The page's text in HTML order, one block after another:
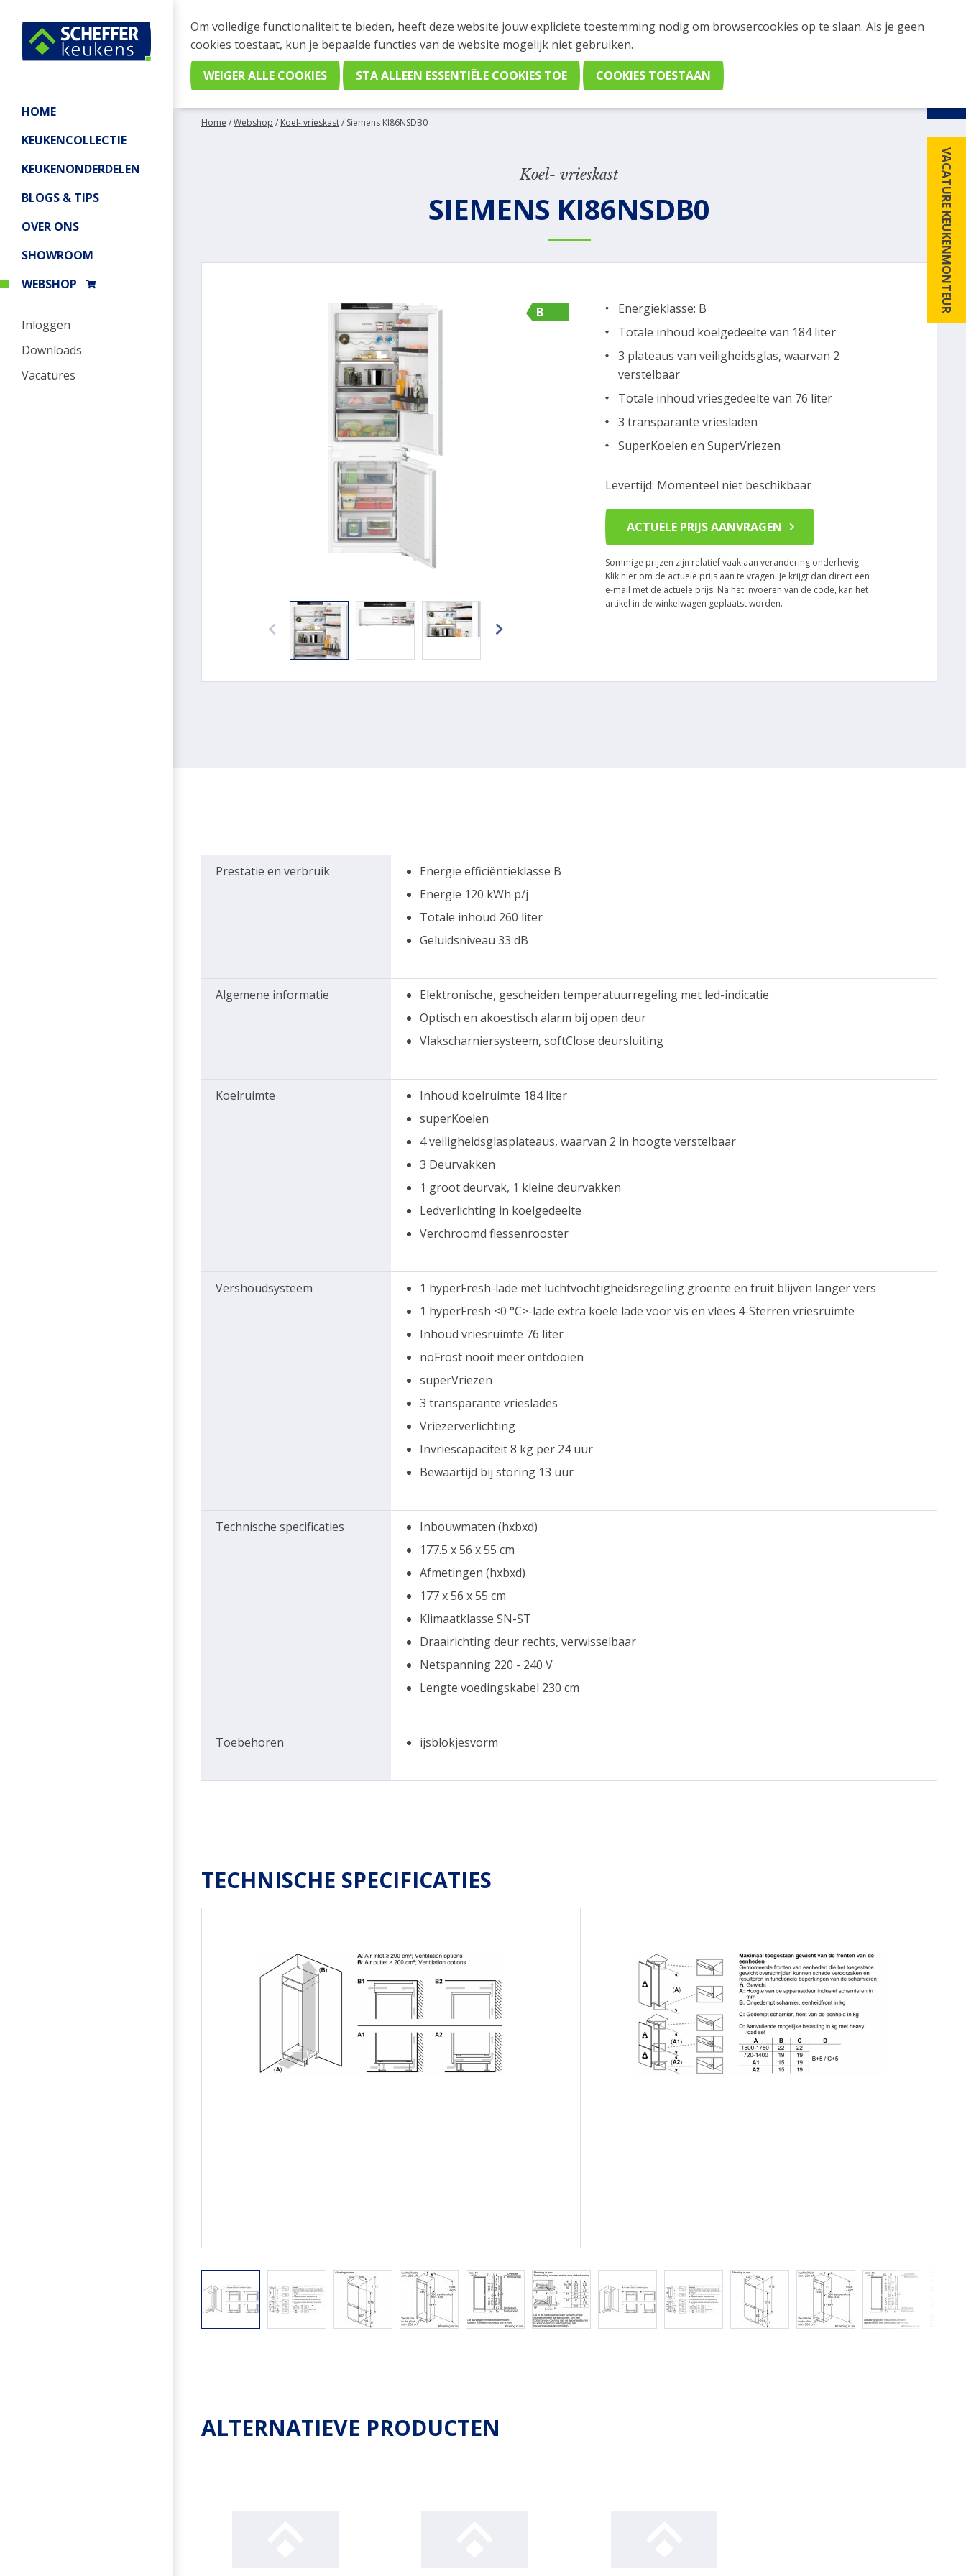
HOME
KEUKENCOLLECTIE
KEUKENONDERDELEN
BLOGS & TIPS
OVER ONS
SHOWROOM
WEBSHOP
Inloggen
Downloads
Vacatures
VACATURE KEUKENMONTEUR
WEBSHOP BESTELLINGEN
Je kan tijdelijk geen bestelling plaatsen. Wil je je vast oriënteren? Vergelijk eenvoudig apparaten en merken met elkaar. Klik hier voor
Home /Webshop / Koel- vrieskast/ Siemens KI86NSDB0
Koel- vrieskast
SIEMENS KI86NSDB0
B
Levertijd: Momenteel niet beschikbaar
Energieklasse: B
Totale inhoud koelgedeelte van 184 liter
3 plateaus van veiligheidsglas, waarvan 2
verstelbaar
Totale inhoud vriesgedeelte van 76 liter
3 transparante vriesladen
SuperKoelen en SuperVriezen
ACTUELE PRIJS AANVRAGEN
Sommige prijzen zijn relatief vaak aan verandering onderhevig.
Klik hier om de actuele prijs aan te vragen. Je krijgt dan direct een
e-mail met de actuele prijs. Na het invoeren van de code, kan het
artikel in de winkelwagen geplaatst worden.
Prestatie en verbruik
Energie efficiëntieklasse B
Energie 120 kWh p/j
Totale inhoud 260 liter
Geluidsniveau 33 dB
Algemene informatie
Elektronische, gescheiden temperatuurregeling met led-indicatie
Optisch en akoestisch alarm bij open deur
Vlakscharniersysteem, softClose deursluiting
Koelruimte
Inhoud koelruimte 184 liter
superKoelen
4 veiligheidsglasplateaus, waarvan 2 in hoogte verstelbaar
3 Deurvakken
1 groot deurvak, 1 kleine deurvakken
Ledverlichting in koelgedeelte
Verchroomd flessenrooster
Vershoudsysteem
1 hyperFresh-lade met luchtvochtigheidsregeling groente en fruit blijven langer vers
1 hyperFresh <0 °C>-lade extra koele lade voor vis en vlees 4-Sterren vriesruimte
Inhoud vriesruimte 76 liter
noFrost nooit meer ontdooien
superVriezen
3 transparante vrieslades
Vriezerverlichting
Invriescapaciteit 8 kg per 24 uur
Bewaartijd bij storing 13 uur
Technische specificaties
Inbouwmaten (hxbxd)
177.5 x 56 x 55 cm
Afmetingen (hxbxd)
177 x 56 x 55 cm
Klimaatklasse SN-ST
Draairichting deur rechts, verwisselbaar
Netspanning 220 - 240 V
Lengte voedingskabel 230 cm
Toebehoren ijsblokjesvorm
TECHNISCHE SPECIFICATIES
ALTERNATIEVE PRODUCTEN
Om volledige functionaliteit te bieden, heeft deze website jouw expliciete toestemming nodig om browsercookies op te slaan. Als je geen
cookies toestaat, kun je bepaalde functies van de website mogelijk niet gebruiken.